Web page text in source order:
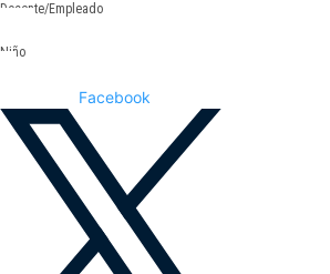
Docente/Empleado
Niño
Facebook